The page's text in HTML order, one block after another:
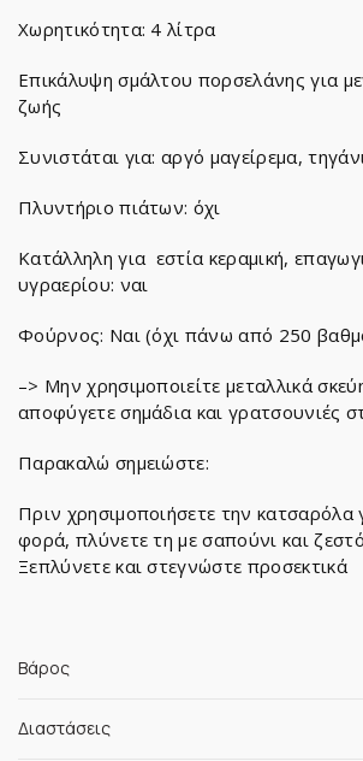
Χωρητικότητα: 4 λίτρα
Επικάλυψη σμάλτου πορσελάνης για
ζωής
Συνιστάται για: αργό μαγείρεμα,
Πλυντήριο πιάτων: όχι
Κατάλληλη για εστία κεραμική,
υγραερίου: ναι
Φούρνος: Ναι (όχι πάνω από 250
–> Μην χρησιμοποιείτε μεταλλικά
αποφύγετε σημάδια και γρατσουνιές
Παρακαλώ σημειώστε:
Πριν χρησιμοποιήσετε την κατσαρόλα
φορά, πλύνετε τη με σαπούνι και
Ξεπλύνετε και στεγνώστε προσεκτικά
Βάρος
Διαστάσεις